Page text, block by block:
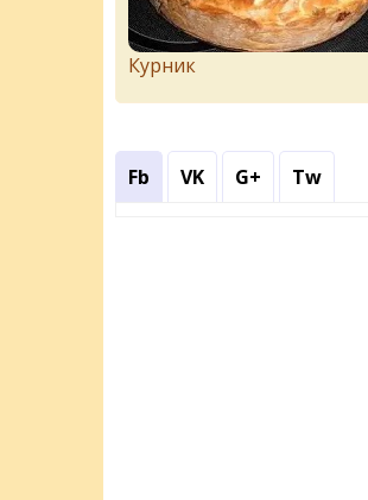
Курник
Fb VK G+ Tw